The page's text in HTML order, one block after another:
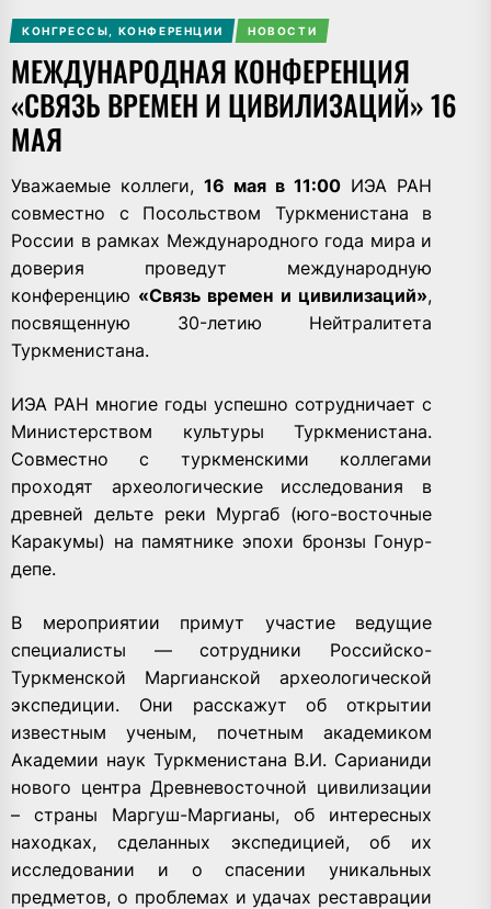
КОНГРЕССЫ, КОНФЕРЕНЦИИ НОВОСТИ
МЕЖДУНАРОДНАЯ КОНФЕРЕНЦИЯ
«СВЯЗЬ ВРЕМЕН И ЦИВИЛИЗАЦИЙ» 16
МАЯ
Уважаемые коллеги,16 мая в 11:00 ИЭА РАН
совместно с Посольством Туркменистана в
России в рамках Международного года мира и
доверия проведут международную
конференцию «Связь времен и цивилизаций»,
посвященную 30-летию Нейтралитета
Туркменистана.
ИЭА РАН многие годы успешно сотрудничает с
Министерством культуры Туркменистана.
Совместно с туркменскими коллегами
проходят археологические исследования в
древней дельте реки Мургаб (юго-восточные
Каракумы) на памятнике эпохи бронзы Гонур-
депе.
В мероприятии примут участие ведущие
специалисты — сотрудники Российско-
Туркменской Маргианской археологической
экспедиции. Они расскажут об открытии
известным ученым, почетным академиком
Академии наук Туркменистана В.И. Сарианиди
нового центра Древневосточной цивилизации
– страны Маргуш-Маргианы, об интересных
находках, сделанных экспедицией, об их
исследовании и о спасении уникальных
предметов, о проблемах и удачах реставрации